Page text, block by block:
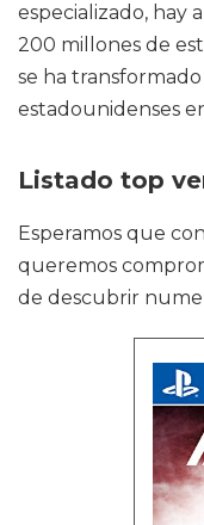
especializado, hay
200 millones de
se ha
estadounidenses
Listado top
Esperamos que
queremos
de descubrir